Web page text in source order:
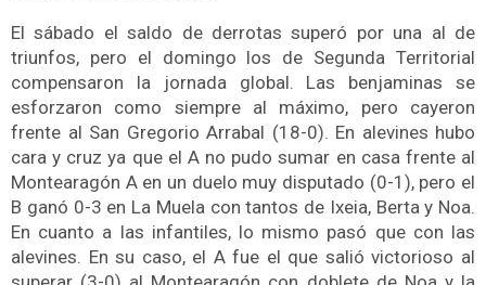
El sábado el saldo de derrotas superó por una al de
triunfos, pero el domingo los de Segunda Territorial
compensaron la jornada global. Las benjaminas se
esforzaron como siempre al máximo, pero cayeron
frente al San Gregorio Arrabal (18-0). En alevines hubo
cara y cruz ya que el A no pudo sumar en casa frente al
Montearagón A en un duelo muy disputado (0-1), pero el
B ganó 0-3 en La Muela con tantos de Ixeia, Berta y Noa.
En cuanto a las infantiles, lo mismo pasó que con las
alevines. En su caso, el A fue el que salió victorioso al